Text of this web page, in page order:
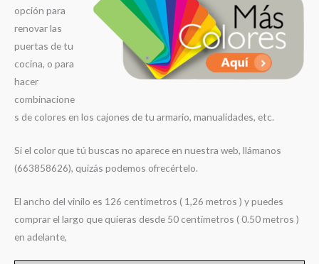
opción para
renovar las
puertas de tu
cocina, o para
hacer
combinacione
s de colores en los cajones de tu armario, manualidades, etc.
Si el color que tú buscas no aparece en nuestra web, llámanos
(663858626), quizás podemos ofrecértelo.
El ancho del vinilo es 126 centimetros ( 1,26 metros ) y puedes
comprar el largo que quieras desde 50 centímetros ( 0.50 metros )
en adelante,